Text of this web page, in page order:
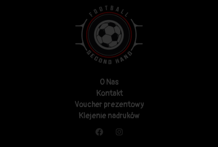
O Nas
Kontakt
Voucher prezentowy
Klejenie nadruków